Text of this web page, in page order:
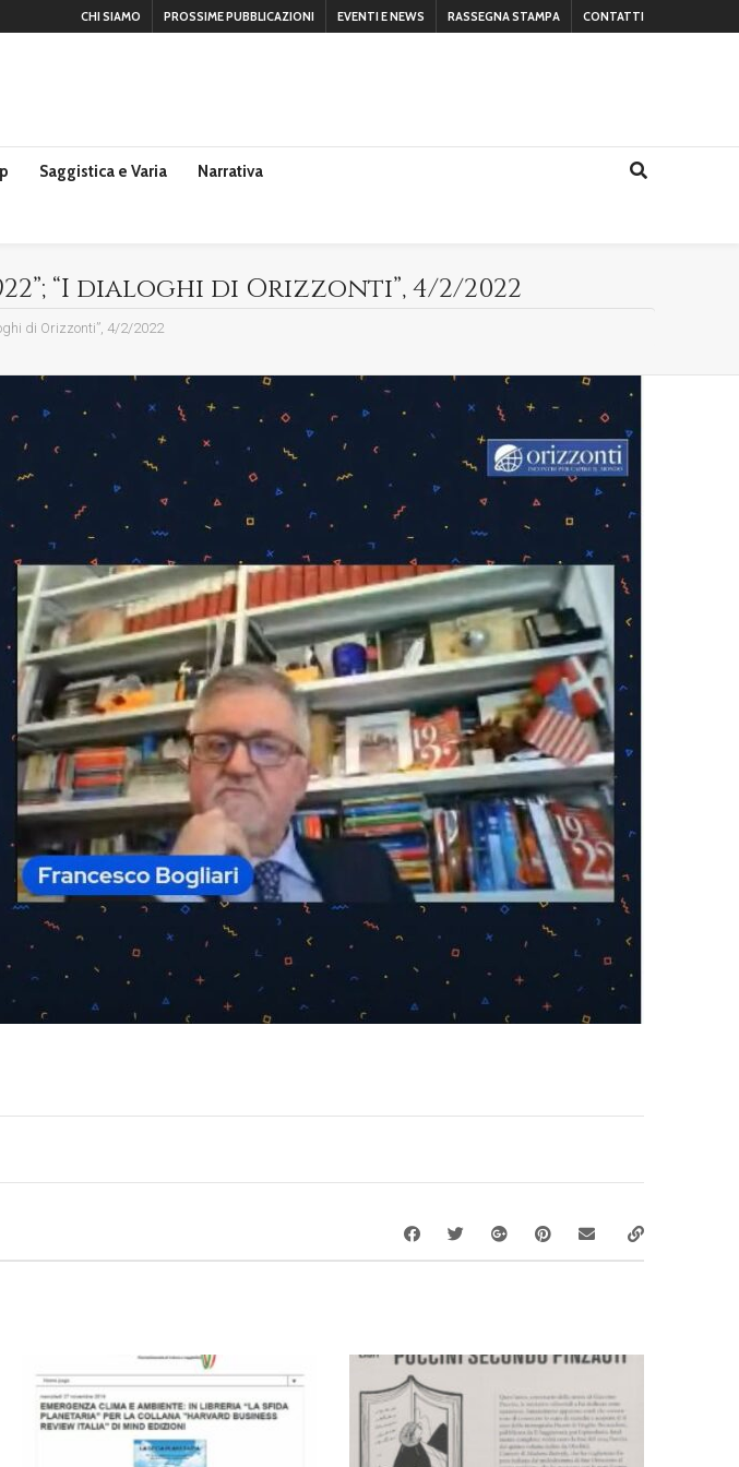
CHI SIAMO PROSSIME PUBBLICAZIONI EVENTI E NEWS RASSEGNA STAMPA CONTATTI
Saggistica e Varia Narrativa
“I dialoghi di Orizzonti”, 4/2/2022
di Orizzonti”, 4/2/2022